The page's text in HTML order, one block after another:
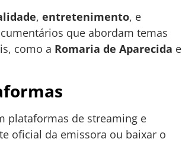
, entretenimento, e
que abordam temas
como a Romaria de Aparecida e
plataformas de streaming e
oficial da emissora ou baixar o